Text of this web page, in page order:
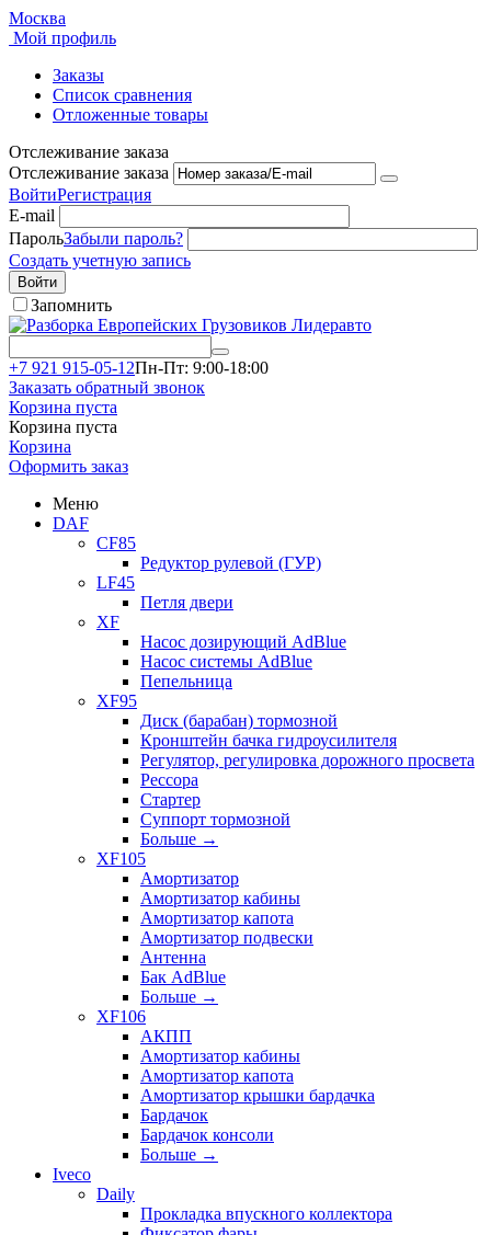
Москва
Мой профиль
Заказы
Список сравнения
Отложенные товары
Отслеживание заказа
Отслеживание заказа
ВойтиРегистрация
E-mail
ПарольЗабыли пароль?
Создать учетную запись
Войти
Запомнить
+7 921 915-05-12Пн-Пт: 9:00-18:00
Заказать обратный звонок
Корзина пуста
Корзина пуста
Корзина
Оформить заказ
Меню
DAF
CF85
Редуктор рулевой (ГУР)
LF45
Петля двери
XF
Насос дозирующий AdBlue
Насос системы AdBlue
Пепельница
XF95
Диск (барабан) тормозной
Кронштейн бачка гидроусилителя
Регулятор, регулировка дорожного просвета
Рессора
Стартер
Суппорт тормозной
Больше →
XF105
Амортизатор
Амортизатор кабины
Амортизатор капота
Амортизатор подвески
Антенна
Бак AdBlue
Больше →
XF106
АКПП
Амортизатор кабины
Амортизатор капота
Амортизатор крышки бардачка
Бардачок
Бардачок консоли
Больше →
Iveco
Daily
Прокладка впускного коллектора